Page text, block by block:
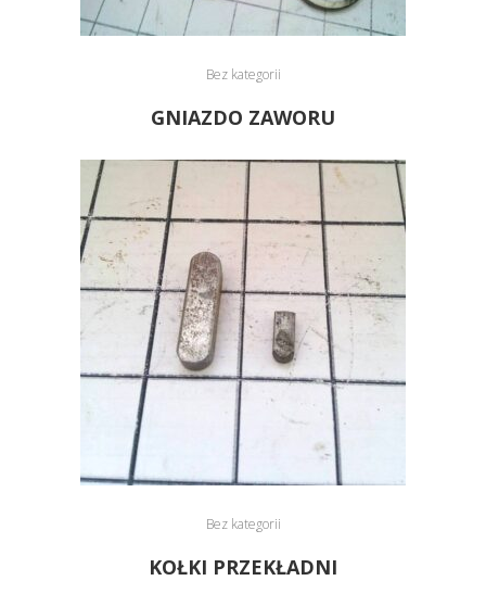
Bez kategorii
GNIAZDO ZAWORU
Bez kategorii
KOŁKI PRZEKŁADNI